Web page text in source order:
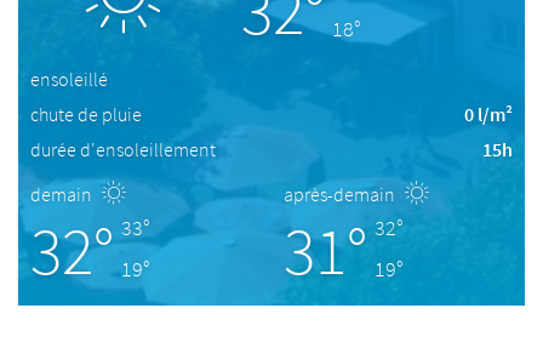
18°
ensoleillé
chute de pluie
0 l/m²
durée d'ensoleillement
15h
demain
32° 33°
19°
après-demain
31° 32°
19°